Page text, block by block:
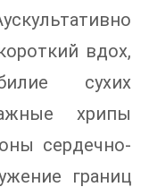
вдох,
сухих
хрипы
сердечно-
границ